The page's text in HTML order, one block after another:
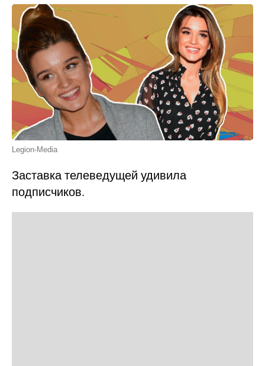
Legion-Media
Заставка телеведущей удивила
подписчиков.